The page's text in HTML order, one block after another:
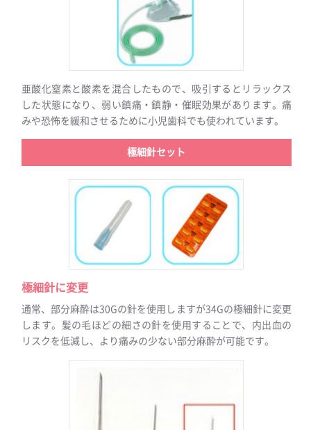
亜酸化窒素と酸素を混合したもので、吸引するとリラックス
した状態になり、弱い鎮痛・鎮静・催眠効果があります。痛
みや恐怖を緩和させるために小児歯科でも使われています。
極細針セット
極細針に変更
通常、部分麻酔は30Gの針を使用しますが34Gの極細針に変更
します。髪の毛ほどの細さの針を使用することで、内出血の
リスクを低減し、より痛みの少ない部分麻酔が可能です。